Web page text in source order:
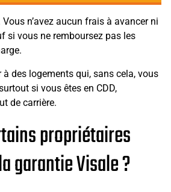
n’avez aucun frais à avancer ni
si vous ne remboursez pas les
à des logements qui, sans cela, vous
si vous êtes en CDD,
de carrière.
propriétaires
garantie Visale ?